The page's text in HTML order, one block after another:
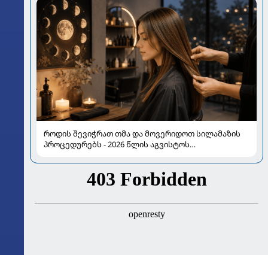
როდის შევიჭრათ თმა და მოვერიდოთ სილამაზის
პროცედურებს - 2026 წლის აგვისტოს